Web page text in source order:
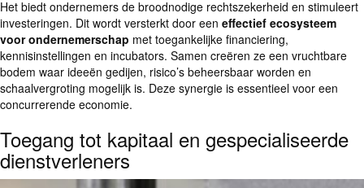
Het biedt ondernemers de broodnodige rechtszekerheid en stimuleert
investeringen. Dit wordt versterkt door een effectief ecosysteem
voor ondernemerschap met toegankelijke financiering,
kennisinstellingen en incubators. Samen creëren ze een vruchtbare
bodem waar ideeën gedijen, risico’s beheersbaar worden en
schaalvergroting mogelijk is. Deze synergie is essentieel voor een
concurrerende economie.
Toegang tot kapitaal en gespecialiseerde
dienstverleners